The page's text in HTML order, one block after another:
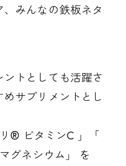
みんなの鉄板ネタ
トとしても活躍さ
サプリメントとし
® ビタミンC 」「
グネシウム」 を